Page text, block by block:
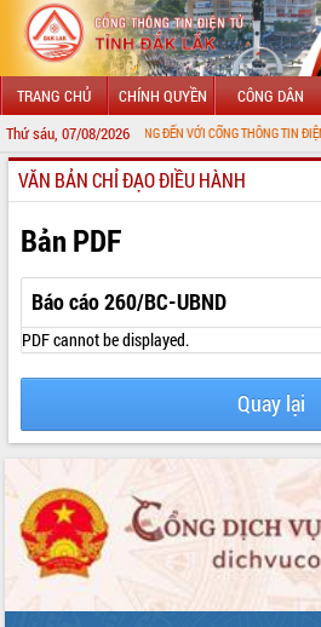
TRANG CHỦ CHÍNH QUYỀN CÔNG DÂN
Thứ sáu, 07/08/2026
CHÀO MỪNG ĐẾN VỚI CỔNG THÔNG TIN ĐIỆN TỬ TỈNH
GIỚI THIỆU
LÃNH ĐẠO UBND TỈNH
TIN TỨC SỰ KIỆN
SỞ, BAN, NGÀNH
UBND CÁC XÃ, PHƯỜNG
THÔNG TIN CHỈ ĐẠO ĐIỀU HÀNH
VĂN BẢN HĐND TỈNH
ĐIỂM TIN VĂN BẢN
VĂN BẢN CHỈ ĐẠO ĐIỀU HÀNH
Bản PDF
Báo cáo 260/BC-UBND
PDF cannot be displayed.
Quay lại